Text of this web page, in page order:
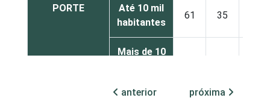
PORTE
Até 10 mil
habitantes
61 35
Mais de 10
habitantes
anterior próxima